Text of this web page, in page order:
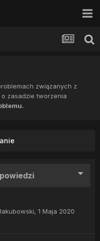
związanych z
zasadzie tworzenia
, 1 Maja 2020